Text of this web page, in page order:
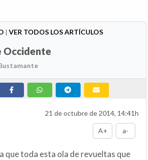
| VER TODOS LOS ARTÍCULOS
Occidente
21 de octubre de 2014, 14:41h
A+ a-
que toda esta ola de revueltas que